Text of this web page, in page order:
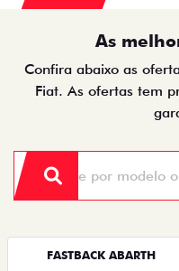
As
Confira abaixo as
Fiat. As ofertas tem
FASTBACK ABARTH